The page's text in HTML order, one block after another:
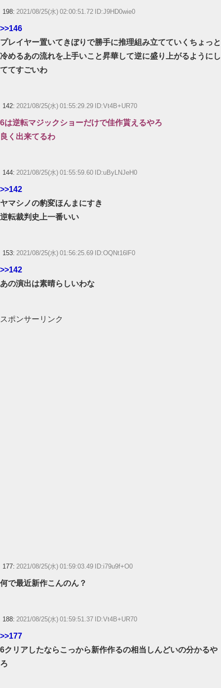
198: 2021/08/25(水) 02:00:51.72 ID:J9HD0wie0
>>146
プレイヤー置いてきぼりで勝手に推理組み立てていくちょっと
冷めるあの流れを上手いこと昇華して逆に盛り上がるようにし
ててすごいわ
142: 2021/08/25(水) 01:55:29.29 ID:Vt4B+UR70
6は逆転マジックショーだけで佳作貰えるやろ
良く出来てるわ
144: 2021/08/25(水) 01:55:59.60 ID:uByLNJeH0
>>142
ヤマシノの豹変ほんまにすき
逆転裁判史上一番いい
153: 2021/08/25(水) 01:56:25.69 ID:OQNt16lF0
>>142
あの演出は素晴らしいわな
スポンサーリンク
177: 2021/08/25(水) 01:59:03.49 ID:i79u9f+O0
何で最近新作こんのん？
188: 2021/08/25(水) 01:59:51.37 ID:Vt4B+UR70
>>177
6クリアしたならこっから新作作るの相当しんどいの分かるや
ろ